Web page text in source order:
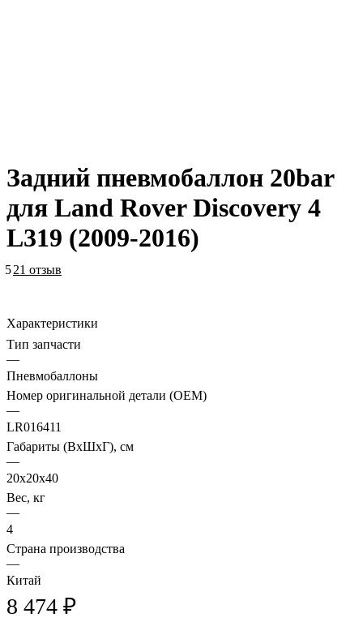
Задний пневмобаллон 20bar
для Land Rover Discovery 4
L319 (2009-2016)
521 отзыв
Характеристики
Тип запчасти
—
Пневмобаллоны
Номер оригинальной детали (OEM)
—
LR016411
Габариты (ВхШхГ), см
—
20x20x40
Вес, кг
—
4
Страна производства
—
Китай
8 474 ₽